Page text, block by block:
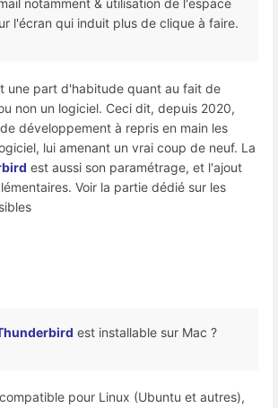
notamment & utilisation de l'espace
l'écran qui induit plus de clique à faire.
une part d'habitude quant au fait de
non un logiciel. Ceci dit, depuis 2020,
développement à repris en main les
lui amenant un vrai coup de neuf. La
est aussi son paramétrage, et l'ajout
Voir la partie dédié sur les
est installable sur Mac ?
pour Linux (Ubuntu et autres),